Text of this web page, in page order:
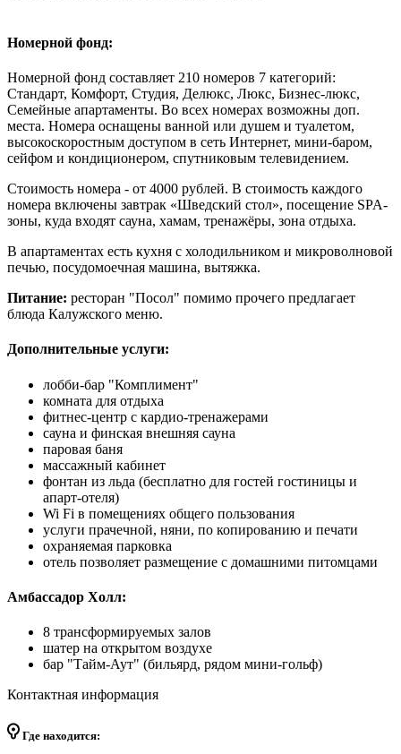
Номерной фонд:
Номерной фонд составляет 210 номеров 7 категорий:
Стандарт, Комфорт, Студия, Делюкс, Люкс, Бизнес-люкс,
Семейные апартаменты. Во всех номерах возможны доп.
места. Номера оснащены ванной или душем и туалетом,
высокоскоростным доступом в сеть Интернет, мини-баром,
сейфом и кондиционером, спутниковым телевидением.
Стоимость номера - от 4000 рублей. В стоимость каждого
номера включены завтрак «Шведский стол», посещение SPA-
зоны, куда входят сауна, хамам, тренажёры, зона отдыха.
В апартаментах есть кухня с холодильником и микроволновой
печью, посудомоечная машина, вытяжка.
Питание: ресторан "Посол" помимо прочего предлагает
блюда Калужского меню.
Дополнительные услуги:
лобби-бар "Комплимент"
комната для отдыха
фитнес-центр с кардио-тренажерами
сауна и финская внешняя сауна
паровая баня
массажный кабинет
фонтан из льда (бесплатно для гостей гостиницы и
апарт-отеля)
Wi Fi в помещениях общего пользования
услуги прачечной, няни, по копированию и печати
охраняемая парковка
отель позволяет размещение с домашними питомцами
Амбассадор Холл:
8 трансформируемых залов
шатер на открытом воздухе
бар "Тайм-Аут" (бильярд, рядом мини-гольф)
Контактная информация
Где находится: